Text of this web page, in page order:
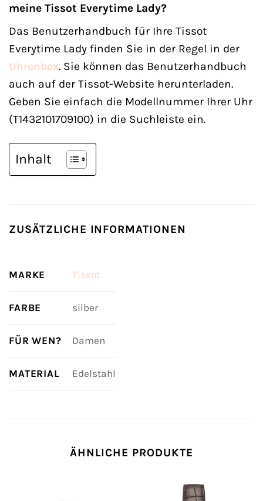
meine Tissot Everytime Lady?
Das Benutzerhandbuch für Ihre Tissot
Everytime Lady finden Sie in der Regel in der
Uhrenbox. Sie können das Benutzerhandbuch
auch auf der Tissot-Website herunterladen.
Geben Sie einfach die Modellnummer Ihrer Uhr
(T1432101709100) in die Suchleiste ein.
Inhalt
ZUSÄTZLICHE INFORMATIONEN
MARKE Tissot
FARBE silber
FÜR WEN? Damen
MATERIAL Edelstahl
ÄHNLICHE PRODUKTE